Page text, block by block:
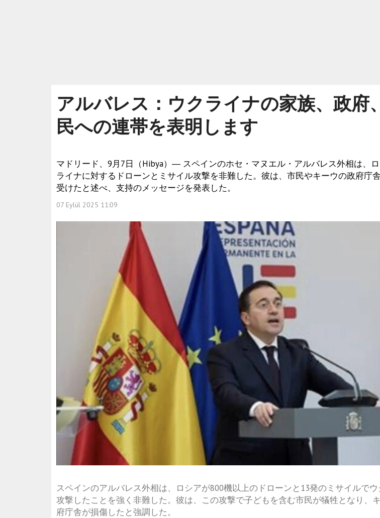
アルバレス：ウクライナの家族、政府
民への連帯を表明します
マドリード、9月7日（Hibya）― スペインのホセ・マヌエル・アルバレス外相は、
ライナに対するドローンとミサイル攻撃を非難した。彼は、市民やキーウの政府庁
受けたと述べ、支持のメッセージを発表した。
07 Eylül 2025 11:09
スペインのアルバレス外相は、ロシアが800機以上のドローンと13発のミサイルで
攻撃したことを強く非難した。彼は、この攻撃で子どもを含む市民が犠牲となり、
府庁舎が損傷したと強調した。